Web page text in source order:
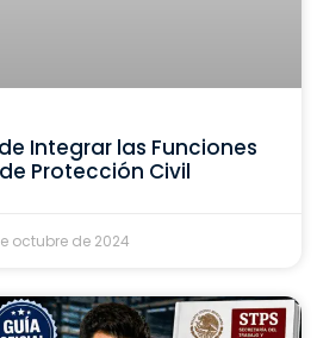
Integrar las Funciones
Protección Civil
octubre de 2024